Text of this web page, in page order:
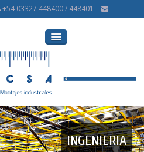
+54 03327 448400 / 448401
INGENIERIA